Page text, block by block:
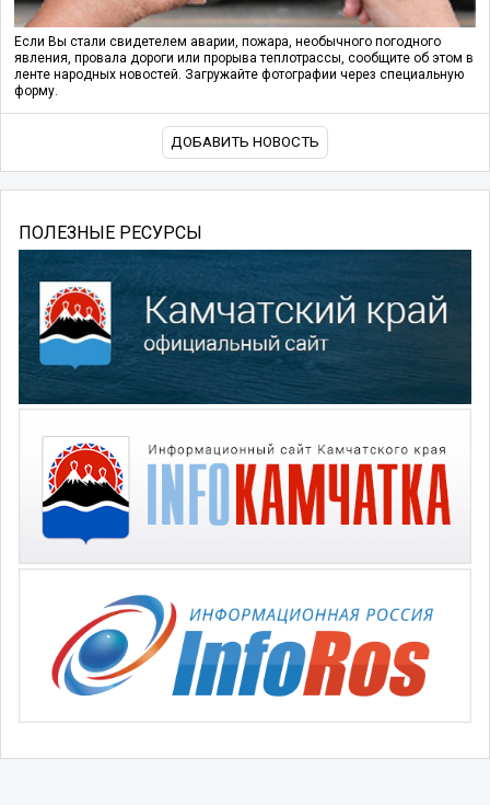
Если Вы стали свидетелем аварии, пожара, необычного погодного
явления, провала дороги или прорыва теплотрассы, сообщите об этом в
ленте народных новостей. Загружайте фотографии через специальную
форму.
ДОБАВИТЬ НОВОСТЬ
ПОЛЕЗНЫЕ РЕСУРСЫ